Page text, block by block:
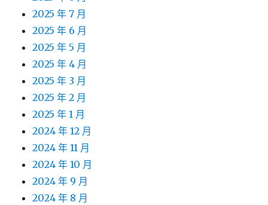
2025 年 7 月
2025 年 6 月
2025 年 5 月
2025 年 4 月
2025 年 3 月
2025 年 2 月
2025 年 1 月
2024 年 12 月
2024 年 11 月
2024 年 10 月
2024 年 9 月
2024 年 8 月